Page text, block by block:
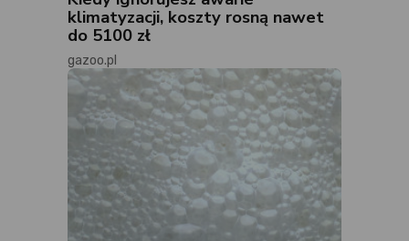
klimatyzacji, koszty rosną nawet
do 5100 zł
gazoo.pl